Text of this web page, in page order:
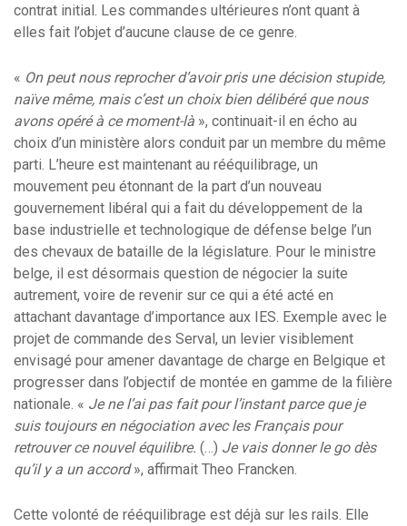
contrat initial. Les commandes ultérieures n’ont quant à
elles fait l’objet d’aucune clause de ce genre.
« On peut nous reprocher d’avoir pris une décision stupide,
naïve même, mais c’est un choix bien délibéré que nous
avons opéré à ce moment-là », continuait-il en écho au
choix d’un ministère alors conduit par un membre du même
parti. L’heure est maintenant au rééquilibrage, un
mouvement peu étonnant de la part d’un nouveau
gouvernement libéral qui a fait du développement de la
base industrielle et technologique de défense belge l’un
des chevaux de bataille de la législature. Pour le ministre
belge, il est désormais question de négocier la suite
autrement, voire de revenir sur ce qui a été acté en
attachant davantage d’importance aux IES. Exemple avec le
projet de commande des Serval, un levier visiblement
envisagé pour amener davantage de charge en Belgique et
progresser dans l’objectif de montée en gamme de la filière
nationale. « Je ne l’ai pas fait pour l’instant parce que je
suis toujours en négociation avec les Français pour
retrouver ce nouvel équilibre. (…) Je vais donner le go dès
qu’il y a un accord», affirmait Theo Francken.
Cette volonté de rééquilibrage est déjà sur les rails. Elle